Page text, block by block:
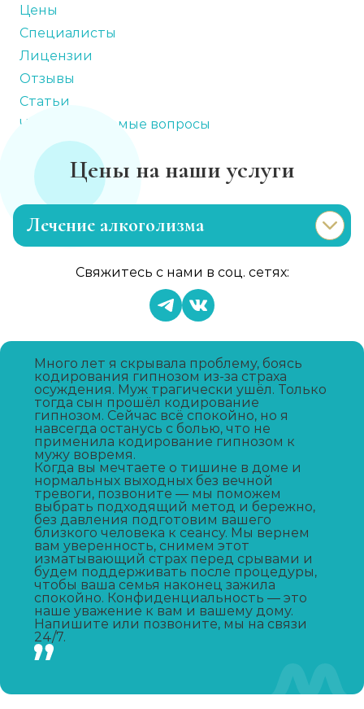
Цены
Специалисты
Лицензии
Отзывы
Статьи
Часто задаваемые вопросы
Цены на наши услуги
Лечение алкоголизма
от 2 000 ₽ Записаться
Вывод из запоя
от 3 000 ₽ Записаться
Капельница от запоя
от 2 000 ₽ Записаться
Капельница от похмелья
от 1 500 ₽ Записаться
Лечение женского алкоголизма
от 4 000 ₽/сутки
Кодирование уколом
Свяжитесь с нами в соц. сетях:
Много лет я скрывала проблему, боясь
кодирования гипнозом из-за страха
осуждения. Муж трагически ушёл. Только
тогда сын прошёл кодирование
гипнозом. Сейчас всё спокойно, но я
навсегда останусь с болью, что не
применила кодирование гипнозом к
мужу вовремя.
Когда вы мечтаете о тишине в доме и
нормальных выходных без вечной
тревоги, позвоните — мы поможем
выбрать подходящий метод и бережно,
без давления подготовим вашего
близкого человека к сеансу. Мы вернем
вам уверенность, снимем этот
изматывающий страх перед срывами и
будем поддерживать после процедуры,
чтобы ваша семья наконец зажила
спокойно. Конфиденциальность — это
наше уважение к вам и вашему дому.
Напишите или позвоните, мы на связи
24/7.